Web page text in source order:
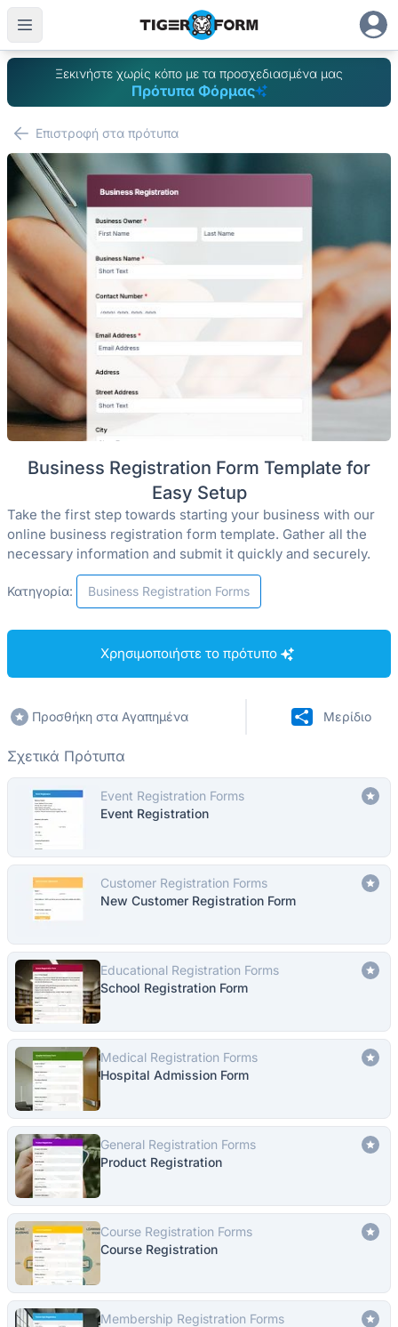
Ξεκινήστε χωρίς κόπο με τα προσχεδιασμένα μας
Πρότυπα Φόρμας
Επιστροφή στα πρότυπα
Business Registration Form Template for
Easy Setup
Take the first step towards starting your business with our
online business registration form template. Gather all the
necessary information and submit it quickly and securely.
Κατηγορία: Business Registration Forms
Χρησιμοποιήστε το πρότυπο
Προσθήκη στα Αγαπημένα Μερίδιο
Σχετικά Πρότυπα
Event Registration Forms
Event Registration
Customer Registration Forms
New Customer Registration Form
Educational Registration Forms
School Registration Form
Medical Registration Forms
Hospital Admission Form
General Registration Forms
Product Registration
Course Registration Forms
Course Registration
Membership Registration Forms